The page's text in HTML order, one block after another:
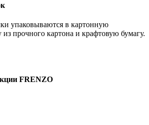
упаковываются в картонную
прочного картона и крафтовую бумагу.
FRENZO